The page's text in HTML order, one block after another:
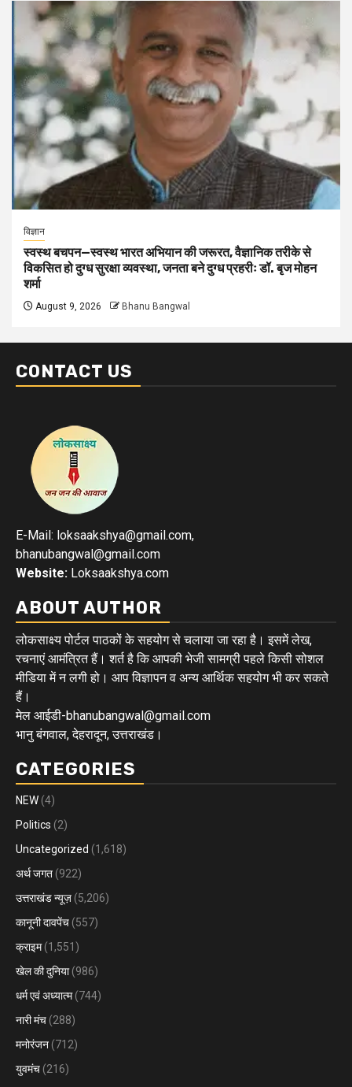
विज्ञान
स्वस्थ बचपन—स्वस्थ भारत अभियान की जरूरत, वैज्ञानिक तरीके से
विकसित हो दुग्ध सुरक्षा व्यवस्था, जनता बने दुग्ध प्रहरीः डॉ. बृज मोहन
शर्मा
August 9, 2026 Bhanu Bangwal
CONTACT US
E-Mail: loksaakshya@gmail.com,
bhanubangwal@gmail.com
Website: Loksaakshya.com
ABOUT AUTHOR
लोकसाक्ष्य पोर्टल पाठकों के सहयोग से चलाया जा रहा है। इसमें लेख,
रचनाएं आमंत्रित हैं। शर्त है कि आपकी भेजी सामग्री पहले किसी सोशल
मीडिया में न लगी हो। आप विज्ञापन व अन्य आर्थिक सहयोग भी कर सकते
हैं।
मेल आईडी-bhanubangwal@gmail.com
भानु बंगवाल, देहरादून, उत्तराखंड।
CATEGORIES
NEW (4)
Politics (2)
Uncategorized (1,618)
अर्थ जगत (922)
उत्तराखंड न्यूज़ (5,206)
कानूनी दावपेंच (557)
क्राइम(1,551)
खेल की दुनिया(986)
धर्म एवं अध्यात्म(744)
नारी मंच (288)
मनोरंजन (712)
युवमंच (216)